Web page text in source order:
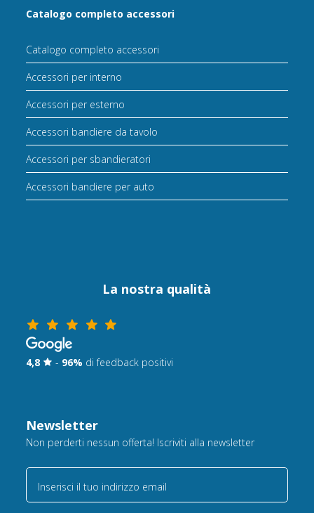
Catalogo completo accessori
Catalogo completo accessori
Accessori per interno
Accessori per esterno
Accessori bandiere da tavolo
Accessori per sbandieratori
Accessori bandiere per auto
La nostra qualità
4,8 - 96% di feedback positivi
Newsletter
Non perderti nessun offerta! Iscriviti alla newsletter
Inserisci il tuo indirizzo email